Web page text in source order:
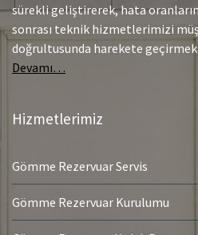
sürekli geliştirerek, hata
sonrası teknik hizmetlerimizi
doğrultusunda harekete
Devamı…
Hizmetlerimiz
Gömme Rezervuar Servis
Gömme Rezervuar Kurulumu